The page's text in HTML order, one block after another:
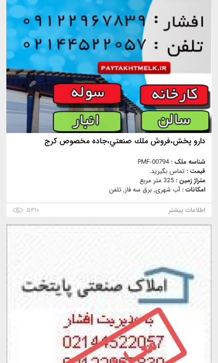
دارو پخش،فروش ملك صنعتي،جاده مخصوص كرج
شناسه ملک :PMF-00794
قیمت : تماس بگیرید.
متراژ زمین : 325 متر مربع
امکانات :آب شهری, برق سه فاز, تلفن
اطلاعات بیشتر
۵۳۱۰